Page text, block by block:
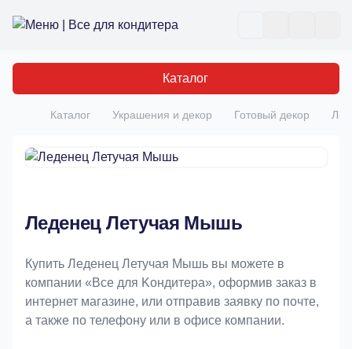
Все для кондитера
Каталог
Главная
Каталог Украшения и декор Готовый декор
Леденец Летучая Мышь
Купить Леденец Летучая Мышь вы можете в
компании «Bce для Koндитeрa», оформив заказ в
интернет магазине, или отправив заявку по почте,
а также по телефону или в офисе компании.